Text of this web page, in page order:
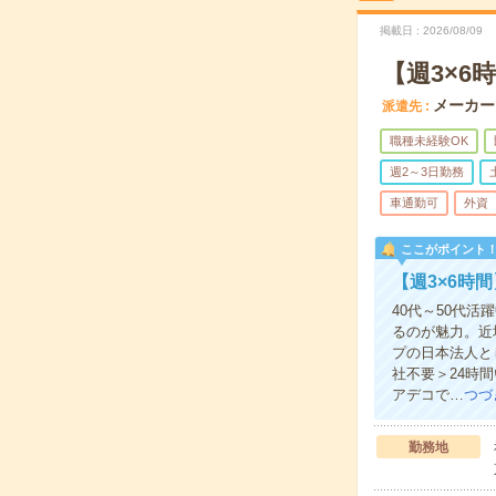
掲載日 2026/08/09
【週3×6
派遣先 メーカー
職種未経験OK
週2～3日勤務
車通勤可 外資
ここがポイント
【週3×6時
40代～50代活
るのが魅力。
プの日本法人
社不要＞24時
アデコで…つづ
勤務地